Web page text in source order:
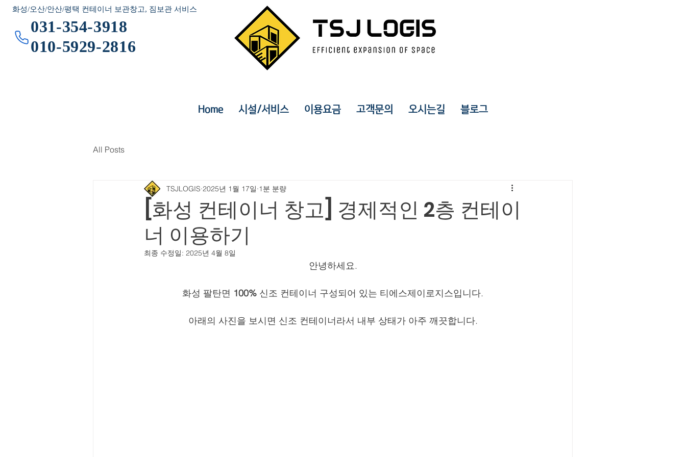
화성/오산/안산/평택 컨테이너 보관창고, 짐보관 서비스
031-354-3918
010-5929-2816
Home 시설/서비스 이용요금 고객문의 오시는길 블로그
All Posts
[화성 컨테이너 창고] 경제적인 2층 컨테이
너 이용하기
TSJLOGIS 2025년 1월 17일 1분 분량
최종 수정일: 2025년 4월 8일
안녕하세요.
화성 팔탄면 100% 신조 컨테이너 구성되어 있는 티에스제이로지스입니다.
아래의 사진을 보시면 신조 컨테이너라서 내부 상태가 아주 깨끗합니다.